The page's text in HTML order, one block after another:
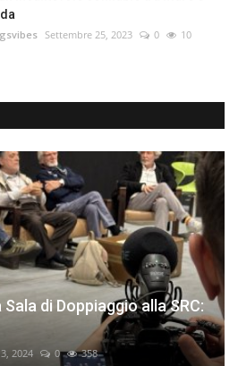
Settembre 25, 2023 0 10
di Doppiaggio alla SRC:
2024 0 358